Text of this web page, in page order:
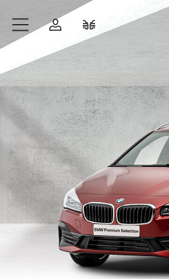
Zum Hauptinhalt springen
AnmeldenFahrzeugvergleich